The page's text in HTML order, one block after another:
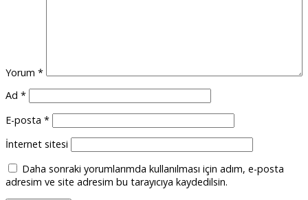
Yorum *
Ad *
E-posta *
İnternet sitesi
Daha sonraki yorumlarımda kullanılması için adım, e-posta
adresim ve site adresim bu tarayıcıya kaydedilsin.